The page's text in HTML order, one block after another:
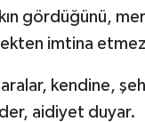
gördüğünü,
imtina
kendine,
aidiyet duyar.